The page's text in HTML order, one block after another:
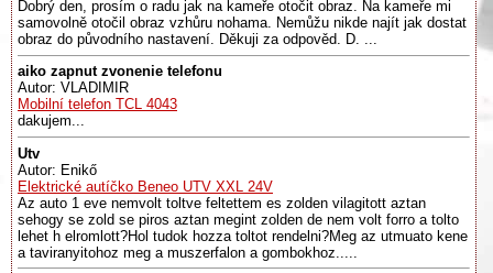
Dobrý den, prosím o radu jak na kameře otočit obraz. Na kameře mi
samovolně otočil obraz vzhůru nohama. Nemůžu nikde najít jak dostat
obraz do původního nastavení. Děkuji za odpověd. D. ...
aiko zapnut zvonenie telefonu
Autor: VLADIMIR
Mobilní telefon TCL 4043
dakujem...
Utv
Autor: Enikő
Elektrické autíčko Beneo UTV XXL 24V
Az auto 1 eve nemvolt toltve feltettem es zolden vilagitott aztan
sehogy se zold se piros aztan megint zolden de nem volt forro a tolto
lehet h elromlott?Hol tudok hozza toltot rendelni?Meg az utmuato kene
a taviranyitohoz meg a muszerfalon a gombokhoz.....